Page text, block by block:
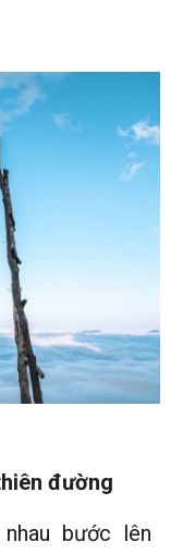
đường
bước lên